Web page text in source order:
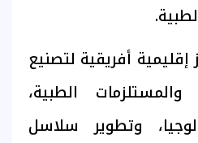
إقليمية أفريقية لتصنيع
والمستلزمات الطبية،
وتطوير سلاسل